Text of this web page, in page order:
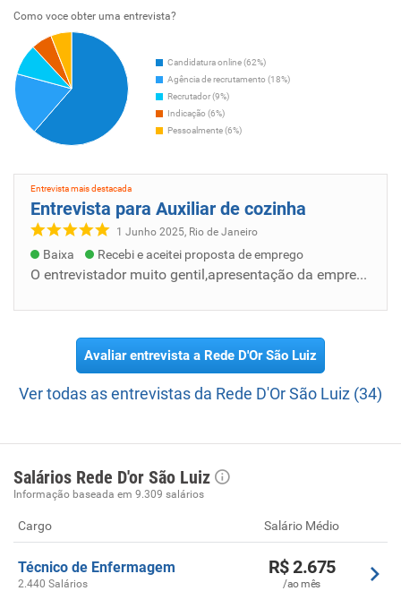
Como voce obter uma entrevista?
Candidatura online (62%)
Agência de recrutamento (18%)
Recrutador (9%)
Indicação (6%)
Pessoalmente (6%)
Entrevista mais destacada
Entrevista para Auxiliar de cozinha
1 Junho 2025, Rio de Janeiro
Baixa Recebi e aceitei proposta de emprego
O entrevistador muito gentil,apresentação da empresa tudo muito bem elaborado. Explicou sobre a empresa como funciona,qual a meta da empres...
Avaliar entrevista a Rede D'Or São Luiz
Ver todas as entrevistas da Rede D'Or São Luiz (34)
Salários Rede D'or São Luiz
Informação baseada em 9.309 salários
Cargo Salário Médio
Técnico de Enfermagem
2.440 Salários
R$ 2.675
/ao mês